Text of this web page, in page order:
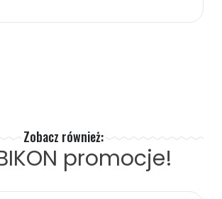
Zobacz również:
promocje!